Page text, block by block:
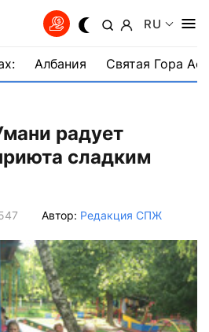
RU
Албания Святая Гора
радует
сладким
Автор: Редакция СПЖ